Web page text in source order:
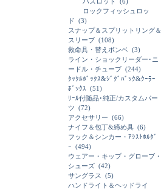
ロックフィッシュロッ
ド (3)
スナップ＆スプリットリング＆
スリーブ (108)
救命具・替えボンベ (3)
ライン・ショックリーダー･ニ
ードル・チューブ (244)
ﾀｯｸﾙﾎﾞｯｸｽ&ｼﾞｸﾞﾊﾞｯｸ&ｸｰﾗｰ
ﾎﾞｯｸｽ (51)
ﾘｰﾙ付随品･純正/カスタムパー
ツ (72)
アクセサリー (66)
ナイフ＆包丁&締め具 (6)
フック＆シンカー・ｱｼｽﾄﾎﾙﾀﾞ
ｰ (494)
ウェアー・キップ・グローブ・
シューズ (42)
サングラス
(5)
ハンドライト＆ヘッドライ